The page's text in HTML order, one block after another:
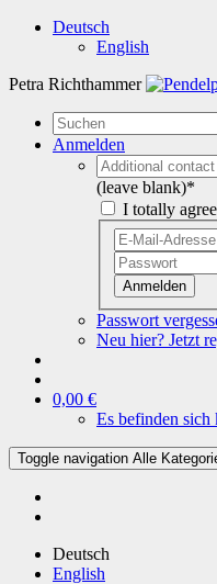
Deutsch
English
Petra Richthammer
Anmelden
(leave blank)*
I totally
Anmelden
Passwort
Neu hier? Jetzt
0,00 €
Es befinden
Toggle navigation Alle
Deutsch
English